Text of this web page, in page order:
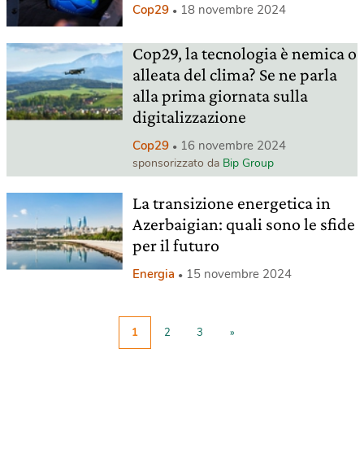
Cop29 18 novembre 2024
Cop29, la tecnologia è nemica o
alleata del clima? Se ne parla
alla prima giornata sulla
digitalizzazione
Cop29 16 novembre 2024
sponsorizzato da Bip Group
La transizione energetica in
Azerbaigian: quali sono le sfide
per il futuro
Energia 15 novembre 2024
1 2 3 »